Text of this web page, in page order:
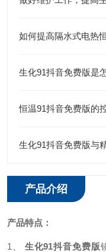
如何提高隔水式电热
生化91抖音免费版是
恒温91抖音免费版的
产品介绍
产品特点：
1、 生化91抖音免费版